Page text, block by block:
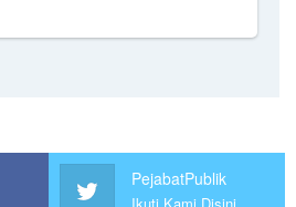
PejabatPublik
Ikuti Kami Disini